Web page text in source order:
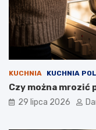
KUCHNIA KUCHNIA
Czy można mrozić
29 lipca 2026